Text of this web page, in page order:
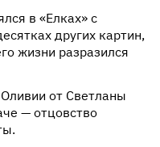
в «Елках» с
других картин,
жизни разразился
от Светланы
— отцовство